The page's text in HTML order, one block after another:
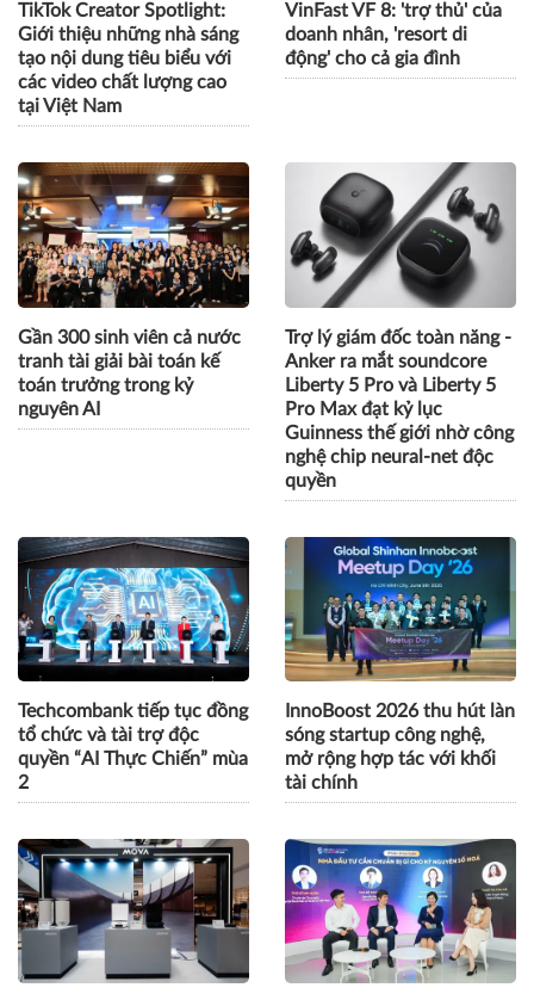
TikTok Creator Spotlight:
Giới thiệu những nhà sáng
tạo nội dung tiêu biểu với
các video chất lượng cao
tại Việt Nam
VinFast VF 8: 'trợ thủ' của
doanh nhân, 'resort di
động' cho cả gia đình
Gần 300 sinh viên cả nước
tranh tài giải bài toán kế
toán trưởng trong kỷ
nguyên AI
Trợ lý giám đốc toàn năng -
Anker ra mắt soundcore
Liberty 5 Pro và Liberty 5
Pro Max đạt kỷ lục
Guinness thế giới nhờ công
nghệ chip neural-net độc
quyền
Techcombank tiếp tục đồng
tổ chức và tài trợ độc
quyền “AI Thực Chiến” mùa
2
InnoBoost 2026 thu hút làn
sóng startup công nghệ,
mở rộng hợp tác với khối
tài chính